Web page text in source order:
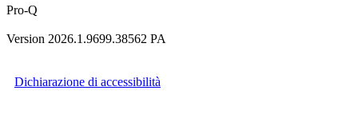
Pro-Q
Version 2026.1.9699.38562 PA
Dichiarazione di accessibilità